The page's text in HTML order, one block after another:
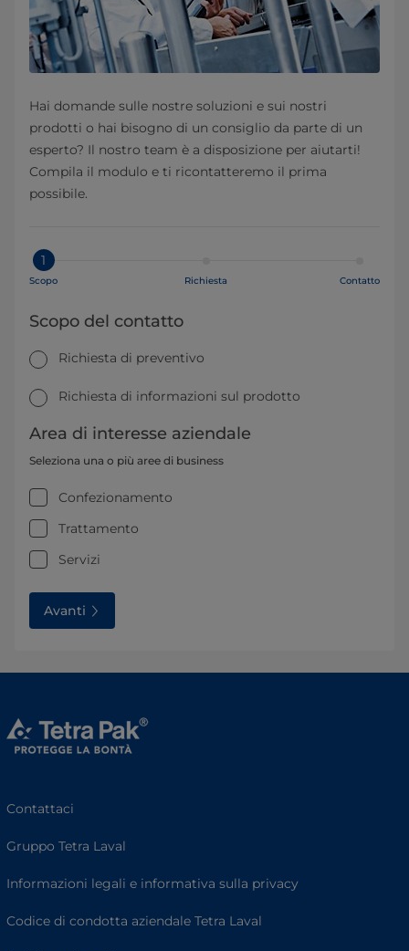
Hai domande sulle nostre soluzioni e sui nostri
prodotti o hai bisogno di un consiglio da parte di un
esperto? Il nostro team è a disposizione per aiutarti!
Compila il modulo e ti ricontatteremo il prima
possibile.
1
Scopo Richiesta Contatto
Scopo del contatto
Richiesta di preventivo
Richiesta di informazioni sul prodotto
Area di interesse aziendale
Seleziona una o più aree di business
Confezionamento
Trattamento
Servizi
Avanti
Contattaci
Gruppo Tetra Laval
Informazioni legali e informativa sulla privacy
Codice di condotta aziendale Tetra Laval